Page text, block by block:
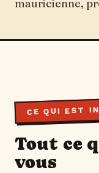
mauricienne,
CE QUI EST
Tout ce
vous